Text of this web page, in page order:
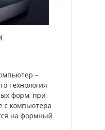
–
технология
форм, при
с компьютера
на формный